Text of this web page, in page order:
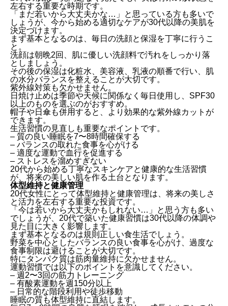
左右する重要な時期です。
「まだ若いから大丈夫かな…」と思っている方も多いで
しょうが、今から始める適切なケアが30代以降の美肌を
決定づけます。
まず基本となるのは、毎日の洗顔と保湿を丁寧に行うこ
と。
洗顔は朝晩2回、肌に優しい洗顔料で汚れをしっかり落
としましょう。
その後の保湿は化粧水、美容液、乳液の順番で行い、肌
の水分バランスを整えることが大切です。
紫外線対策も欠かせません。
日焼け止めは季節や天候に関係なく毎日使用し、SPF30
以上のものを選ぶのがおすすめ。
帽子や日傘も併用すると、より効果的な紫外線カットが
できます。
生活習慣の見直しも重要なポイントです。
– 質の良い睡眠を7〜8時間確保する
– バランスの取れた食事を心がける
– 適度な運動で血行を促進する
– ストレスを溜めすぎない
20代から始める丁寧なスキンケアと健康的な生活習慣
が、将来の美しい肌を作る土台となります。
体型維持と健康管理
20代女性にとって体型維持と健康管理は、将来の美しさ
と活力を左右する重要な投資です。
「今は若いから大丈夫かもしれない…」と思う方も多い
でしょうが、20代で築いた健康習慣は30代以降の体調や
見た目に大きく影響します。
まず基本となるのは規則正しい食生活でしょう。
野菜を中心としたバランスの良い食事を心がけ、過度な
食事制限は避けることが大切です。
特にタンパク質は筋肉量維持に欠かせません。
運動習慣では以下のポイントを意識してください。
– 週2〜3回の筋力トレーニング
– 有酸素運動を週150分以上
– 日常的な階段利用や徒歩移動
睡眠の質も体型維持に直結します。